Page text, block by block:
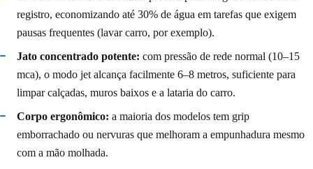
registro, economizando até 30% de água em tarefas que exigem
pausas frequentes (lavar carro, por exemplo).
Jato concentrado potente: com pressão de rede normal (10–15
mca), o modo jet alcança facilmente 6–8 metros, suficiente para
limpar calçadas, muros baixos e a lataria do carro.
Corpo ergonômico: a maioria dos modelos tem grip
emborrachado ou nervuras que melhoram a empunhadura mesmo
com a mão molhada.